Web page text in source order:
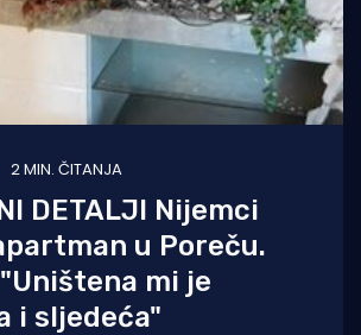
2 MIN. ČITANJA
DETALJI Nijemci
u Poreču.
mi je
i sljedeća"